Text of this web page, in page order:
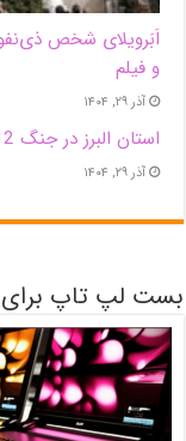
اَبَر‌ویلای شخص
و فیلم
آذر ۲۹, ۱۴۰۴
استان البرز در جنگ 12 روزه 7 شهید دانشجو تقدیم انقلاب کرد
آذر ۲۹, ۱۴۰۴
بست لپ تاپ